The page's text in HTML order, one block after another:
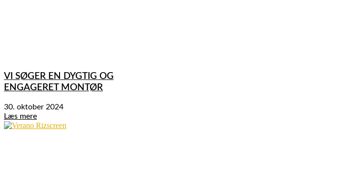
VI SØGER EN DYGTIG OG
ENGAGERET MONTØR
30. oktober 2024
Læs mere